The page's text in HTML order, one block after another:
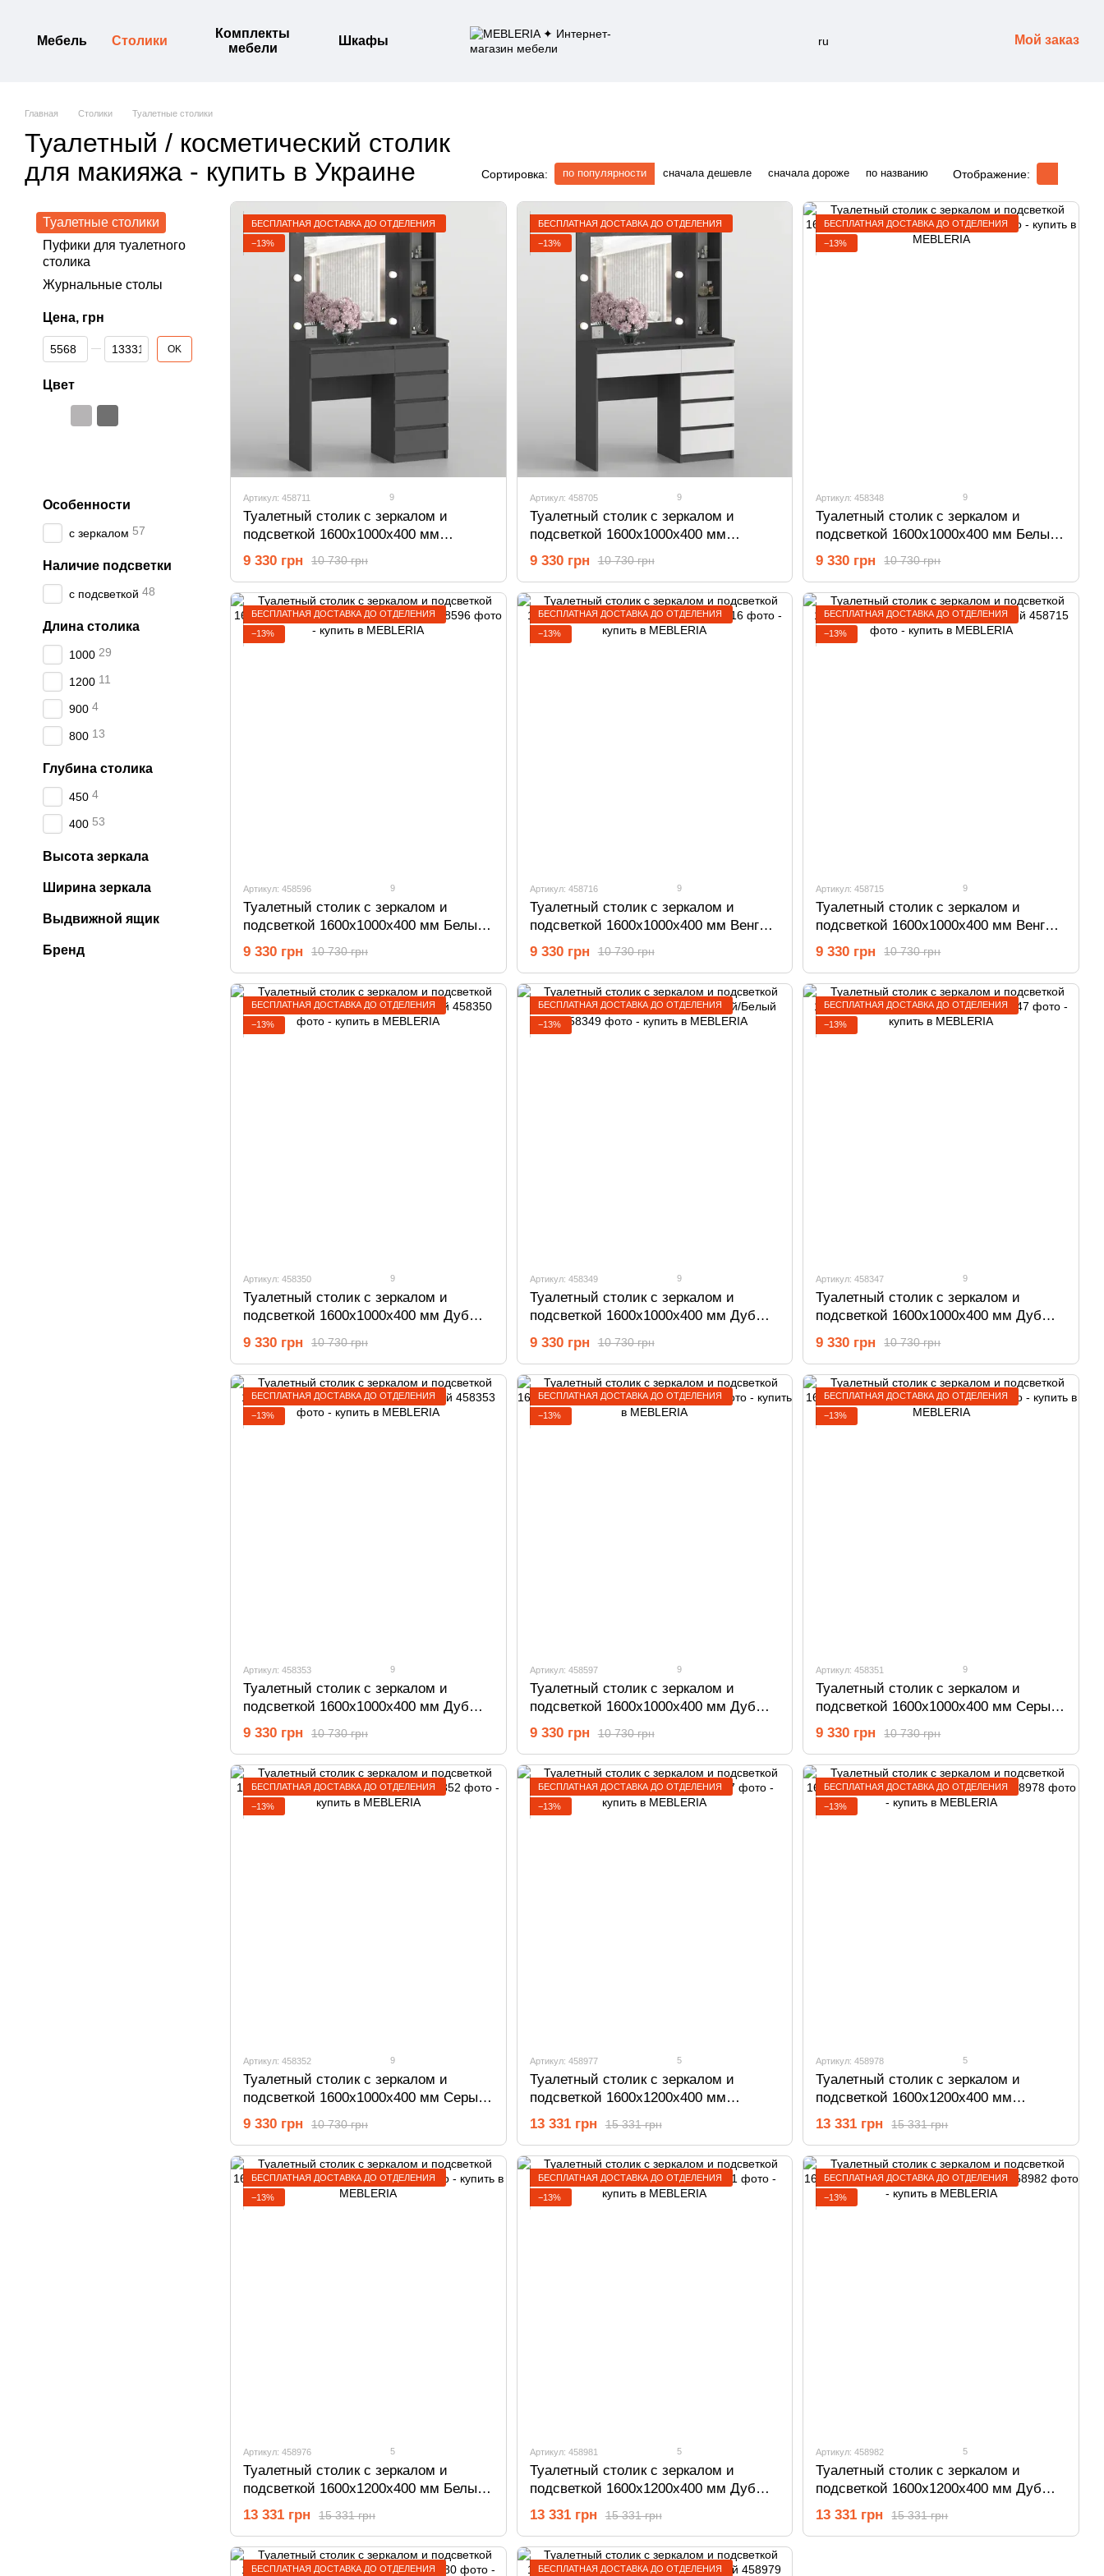
Мебель Столики
Комплекты
мебели
Шкафы ru Мой заказ
Главная Столики Туалетные столики
Туалетный / косметический столик
для макияжа - купить в Украине
Сортировка: по популярности сначала дешевле сначала дороже по названию Отображение:
БЕСПЛАТНАЯ ДОСТАВКА ДО ОТДЕЛЕНИЯ
−13%
Артикул: 458711 9
Туалетный столик с зеркалом и
подсветкой 1600х1000х400 мм
Антрацит 458711
10 730 грн
9 330 грн
БЕСПЛАТНАЯ ДОСТАВКА ДО ОТДЕЛЕНИЯ
−13%
Артикул: 458705 9
Туалетный столик с зеркалом и
подсветкой 1600х1000х400 мм
Антрацит/Белый 458705
10 730 грн
9 330 грн
БЕСПЛАТНАЯ ДОСТАВКА ДО ОТДЕЛЕНИЯ
−13%
Артикул: 458348 9
Туалетный столик с зеркалом и
подсветкой 1600х1000х400 мм Белый
458348
10 730 грн
9 330 грн
БЕСПЛАТНАЯ ДОСТАВКА ДО ОТДЕЛЕНИЯ
−13%
Артикул: 458596 9
Туалетный столик с зеркалом и
подсветкой 1600х1000х400 мм Белый/
Дуб Тахо 458596
10 730 грн
9 330 грн
БЕСПЛАТНАЯ ДОСТАВКА ДО ОТДЕЛЕНИЯ
−13%
Артикул: 458716 9
Туалетный столик с зеркалом и
подсветкой 1600х1000х400 мм Венге
магия 458716
10 730 грн
9 330 грн
БЕСПЛАТНАЯ ДОСТАВКА ДО ОТДЕЛЕНИЯ
−13%
Артикул: 458715 9
Туалетный столик с зеркалом и
подсветкой 1600х1000х400 мм Венге
магия/Белый 458715
10 730 грн
9 330 грн
БЕСПЛАТНАЯ ДОСТАВКА ДО ОТДЕЛЕНИЯ
−13%
Артикул: 458350 9
Туалетный столик с зеркалом и
подсветкой 1600х1000х400 мм Дуб
Родос темний 458350
10 730 грн
9 330 грн
БЕСПЛАТНАЯ ДОСТАВКА ДО ОТДЕЛЕНИЯ
−13%
Артикул: 458349 9
Туалетный столик с зеркалом и
подсветкой 1600х1000х400 мм Дуб
Родос темний/Белый 458349
10 730 грн
9 330 грн
БЕСПЛАТНАЯ ДОСТАВКА ДО ОТДЕЛЕНИЯ
−13%
Артикул: 458347 9
Туалетный столик с зеркалом и
подсветкой 1600х1000х400 мм Дуб
Сонома 458347
10 730 грн
9 330 грн
БЕСПЛАТНАЯ ДОСТАВКА ДО ОТДЕЛЕНИЯ
−13%
Артикул: 458353 9
Туалетный столик с зеркалом и
подсветкой 1600х1000х400 мм Дуб
Сонома/Белый 458353
10 730 грн
9 330 грн
БЕСПЛАТНАЯ ДОСТАВКА ДО ОТДЕЛЕНИЯ
−13%
Артикул: 458597 9
Туалетный столик с зеркалом и
подсветкой 1600х1000х400 мм Дуб
Тахо 458597
10 730 грн
9 330 грн
БЕСПЛАТНАЯ ДОСТАВКА ДО ОТДЕЛЕНИЯ
−13%
Артикул: 458351 9
Туалетный столик с зеркалом и
подсветкой 1600х1000х400 мм Серый
458351
10 730 грн
9 330 грн
БЕСПЛАТНАЯ ДОСТАВКА ДО ОТДЕЛЕНИЯ
−13%
Артикул: 458352 9
Туалетный столик с зеркалом и
подсветкой 1600х1000х400 мм Серый/
Белый 458352
10 730 грн
9 330 грн
БЕСПЛАТНАЯ ДОСТАВКА ДО ОТДЕЛЕНИЯ
−13%
Артикул: 458977 5
Туалетный столик с зеркалом и
подсветкой 1600х1200х400 мм
Антрацит 458977
15 331 грн
13 331 грн
БЕСПЛАТНАЯ ДОСТАВКА ДО ОТДЕЛЕНИЯ
−13%
Артикул: 458978 5
Туалетный столик с зеркалом и
подсветкой 1600х1200х400 мм
Антрацит/Белый 458978
15 331 грн
13 331 грн
БЕСПЛАТНАЯ ДОСТАВКА ДО ОТДЕЛЕНИЯ
−13%
Артикул: 458976 5
Туалетный столик с зеркалом и
подсветкой 1600х1200х400 мм Белый
458976
15 331 грн
13 331 грн
БЕСПЛАТНАЯ ДОСТАВКА ДО ОТДЕЛЕНИЯ
−13%
Артикул: 458981 5
Туалетный столик с зеркалом и
подсветкой 1600х1200х400 мм Дуб
Родос 458981
15 331 грн
13 331 грн
БЕСПЛАТНАЯ ДОСТАВКА ДО ОТДЕЛЕНИЯ
−13%
Артикул: 458982 5
Туалетный столик с зеркалом и
подсветкой 1600х1200х400 мм Дуб
Родос/Белый 458982
15 331 грн
13 331 грн
БЕСПЛАТНАЯ ДОСТАВКА ДО ОТДЕЛЕНИЯ БЕСПЛАТНАЯ ДОСТАВКА ДО ОТДЕЛЕНИЯ
Туалетные столики
Пуфики для туалетного
столика
Журнальные столы
Цена, грн
От Цена, грн
До Цена, грн OK
Цвет
Особенности
с зеркалом 57
Наличие подсветки
с подсветкой 48
Длина столика
1000 29
1200 11
900 4
800 13
Глубина столика
450 4
400 53
Высота зеркала
Ширина зеркала
Выдвижной ящик
Бренд